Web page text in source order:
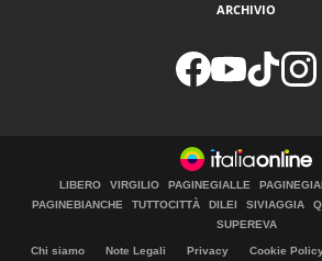
ARCHIVIO
LIBERO VIRGILIO PAGINEGIALLE
PAGINEBIANCHE
TUTTOCITTÀ DILEI SIVIAGGIA
SUPEREVA
Chi siamo Note Legali Privacy Cookie